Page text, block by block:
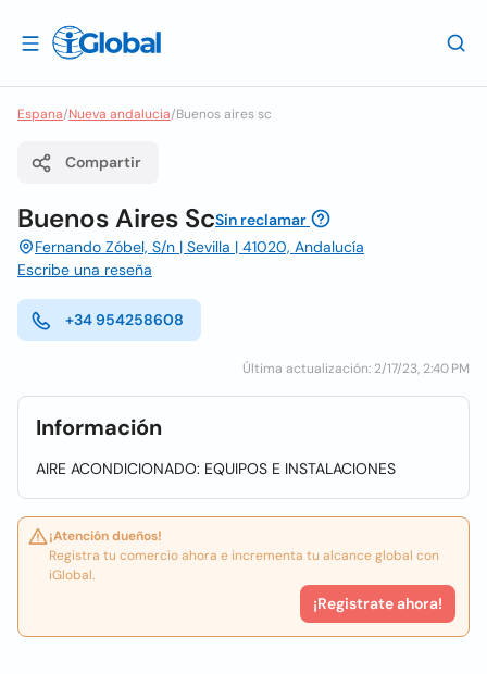
Espana/Nueva andalucia/Buenos aires sc
Compartir
Buenos Aires ScSin reclamar
Fernando Zóbel, S/n | Sevilla | 41020, Andalucía
Escribe una reseña
+34 954258608
Última actualización: 2/17/23, 2:40 PM
Información
AIRE ACONDICIONADO: EQUIPOS E INSTALACIONES
¡Atención dueños!
Registra tu comercio ahora e incrementa tu alcance global con
iGlobal.
¡Registrate ahora!